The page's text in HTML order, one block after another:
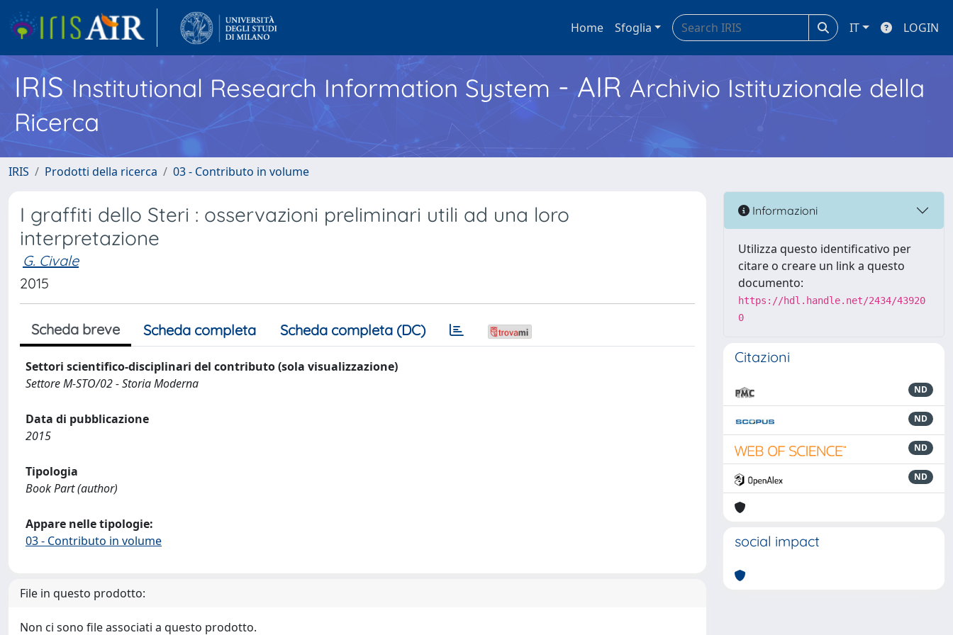
Home Sfoglia IT LOGIN
IRISInstitutional Research Information System - AIR Archivio Istituzionale della
Ricerca
IRIS Prodotti della ricerca 03 - Contributo in volume
I graffiti dello Steri : osservazioni preliminari utili ad una loro
interpretazione
G. Civale
2015
Scheda breve Scheda completa Scheda completa (DC)
Settori scientifico-disciplinari del contributo (sola visualizzazione)
Settore M-STO/02 - Storia Moderna
Data di pubblicazione
2015
Tipologia
Book Part (author)
Appare nelle tipologie:
03 - Contributo in volume
File in questo prodotto:
Non ci sono file associati a questo prodotto.
Informazioni
Utilizza questo identificativo per
citare o creare un link a questo
documento:
https://hdl.handle.net/2434/43920
0
Citazioni
ND
ND
ND
ND
social impact